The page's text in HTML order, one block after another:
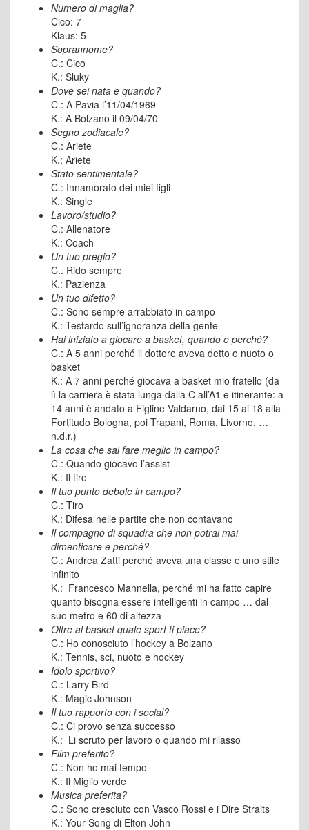
Numero di maglia?
Cico: 7
Klaus: 5
Soprannome?
C.: Cico
K.: Sluky
Dove sei nata e quando?
C.: A Pavia l’11/04/1969
K.: A Bolzano il 09/04/70
Segno zodiacale?
C.: Ariete
K.: Ariete
Stato sentimentale?
C.: Innamorato dei miei figli
K.: Single
Lavoro/studio?
C.: Allenatore
K.: Coach
Un tuo pregio?
C.. Rido sempre
K.: Pazienza
Un tuo difetto?
C.: Sono sempre arrabbiato in campo
K.: Testardo sull’ignoranza della gente
Hai iniziato a giocare a basket, quando e perché?
C.: A 5 anni perché il dottore aveva detto o nuoto o
basket
K.: A 7 anni perché giocava a basket mio fratello (da
lì la carriera è stata lunga dalla C all’A1 e itinerante: a
14 anni è andato a Figline Valdarno, dai 15 ai 18 alla
Fortitudo Bologna, poi Trapani, Roma, Livorno, …
n.d.r.)
La cosa che sai fare meglio in campo?
C.: Quando giocavo l’assist
K.: Il tiro
Il tuo punto debole in campo?
C.: Tiro
K.: Difesa nelle partite che non contavano
Il compagno di squadra che non potrai mai
dimenticare e perché?
C.: Andrea Zatti perché aveva una classe e uno stile
infinito
K.: Francesco Mannella, perché mi ha fatto capire
quanto bisogna essere intelligenti in campo … dal
suo metro e 60 di altezza
Oltre al basket quale sport ti piace?
C.: Ho conosciuto l’hockey a Bolzano
K.: Tennis, sci, nuoto e hockey
Idolo sportivo?
C.: Larry Bird
K.: Magic Johnson
Il tuo rapporto con i social?
C.: Ci provo senza successo
K.: Li scruto per lavoro o quando mi rilasso
Film preferito?
C.: Non ho mai tempo
K.: Il Miglio verde
Musica preferita?
C.: Sono cresciuto con Vasco Rossi e i Dire Straits
K.: Your Song di Elton John